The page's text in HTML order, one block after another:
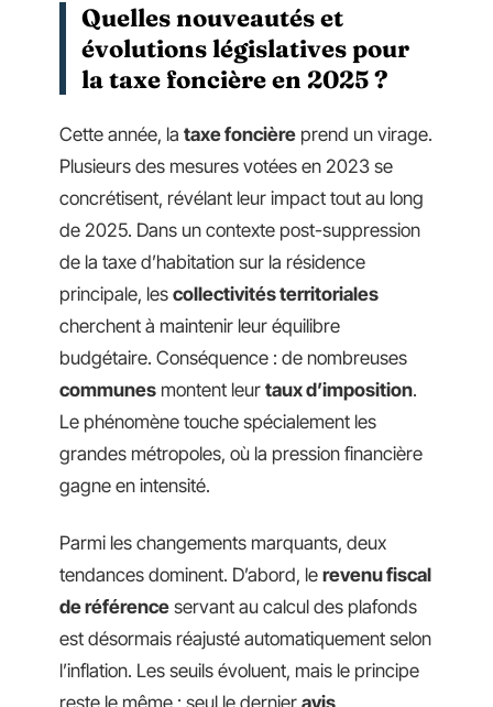
Quelles nouveautés et
évolutions législatives pour
la taxe foncière en 2025 ?
Cette année, la taxe foncière prend un virage.
Plusieurs des mesures votées en 2023 se
concrétisent, révélant leur impact tout au long
de 2025. Dans un contexte post-suppression
de la taxe d’habitation sur la résidence
principale, les collectivités territoriales
cherchent à maintenir leur équilibre
budgétaire. Conséquence : de nombreuses
communes montent leur taux d’imposition.
Le phénomène touche spécialement les
grandes métropoles, où la pression financière
gagne en intensité.
Parmi les changements marquants, deux
tendances dominent. D’abord, le revenu fiscal
de référence servant au calcul des plafonds
est désormais réajusté automatiquement selon
l’inflation. Les seuils évoluent, mais le principe
reste le même : seul le dernier avis